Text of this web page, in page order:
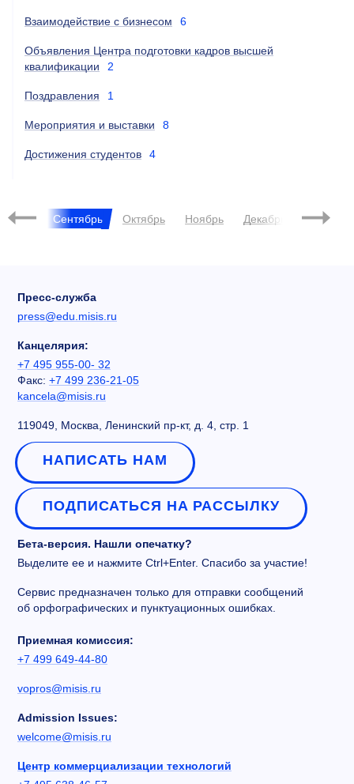
Взаимодействие с бизнесом 6
Объявления Центра подготовки кадров высшей
квалификации
2
Поздравления 1
Мероприятия и выставки 8
Достижения студентов 4
Август Сентябрь Октябрь Ноябрь Декабрь
Пресс-служба
press@edu.misis.ru
Канцелярия:
+7 495 955-00- 32
Факс: +7 499 236-21-05
kancela@misis.ru
119049, Москва, Ленинский пр-кт, д. 4, стр. 1
НАПИСАТЬ НАМ
ПОДПИСАТЬСЯ НА РАССЫЛКУ
Бета-версия. Нашли опечатку?
Выделите ее и нажмите Ctrl+Enter. Спасибо за участие!
Сервис предназначен только для отправки сообщений
об орфографических и пунктуационных ошибках.
Приемная комиссия:
+7 499 649-44-80
vopros@misis.ru
Admission Issues:
welcome@misis.ru
Центр коммерциализации технологий